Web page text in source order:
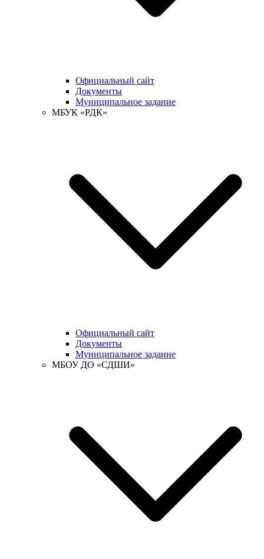
Официальный сайт
Документы
Муниципальное задание
МБУК «РДК»
Официальный сайт
Документы
Муниципальное задание
МБОУ ДО «СДШИ»